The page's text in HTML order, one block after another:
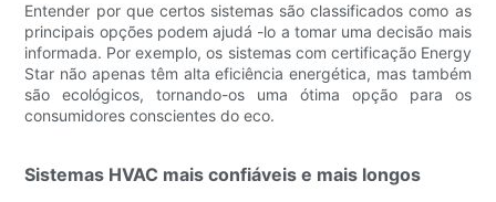
Entender por que certos sistemas são classificados como as
principais opções podem ajudá -lo a tomar uma decisão mais
informada. Por exemplo, os sistemas com certificação Energy
Star não apenas têm alta eficiência energética, mas também
são ecológicos, tornando-os uma ótima opção para os
consumidores conscientes do eco.
Sistemas HVAC mais confiáveis ​​e mais longos